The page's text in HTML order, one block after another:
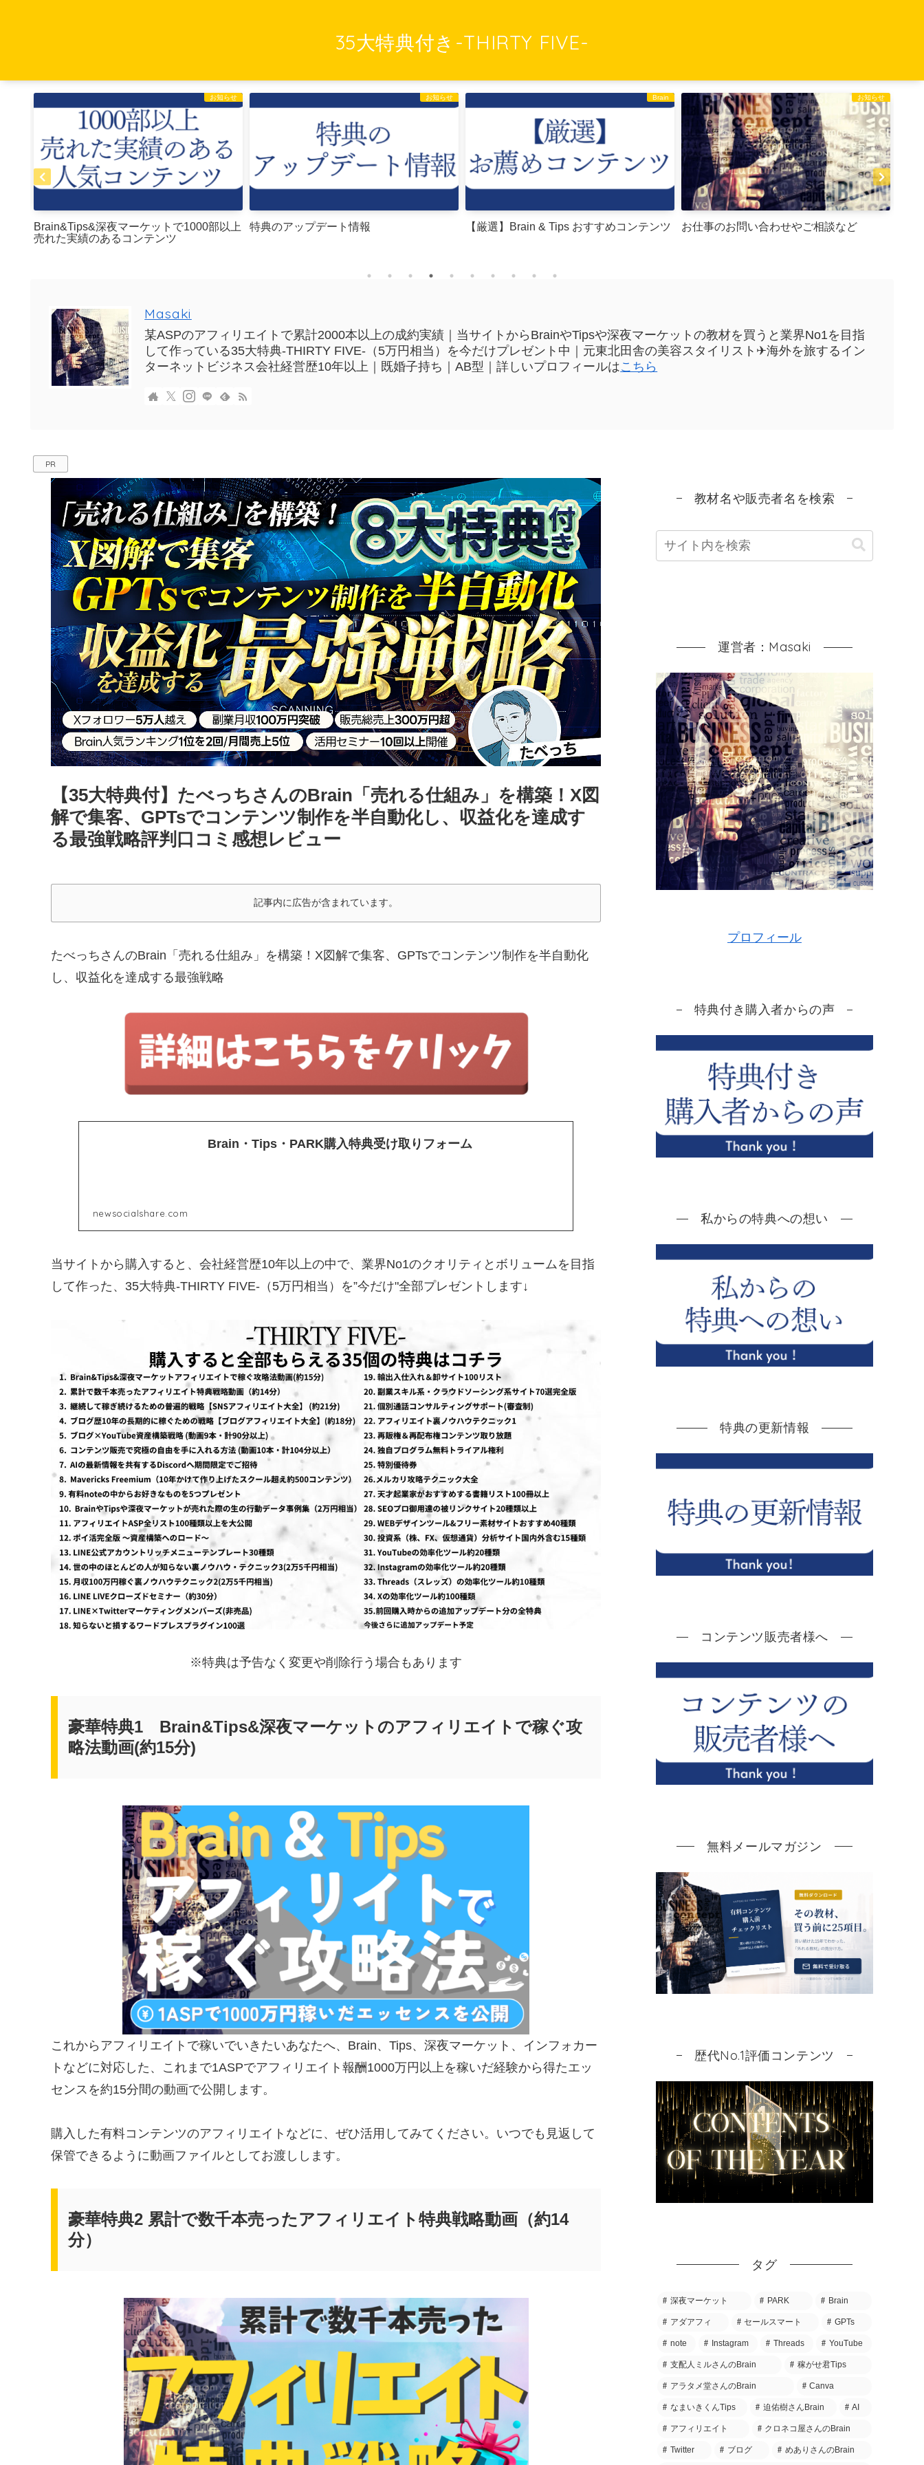
35大特典付き-THIRTY FIVE-
お知らせ
Brain&Tips&深夜マーケットで1000部以上
売れた実績のあるコンテンツ
お知らせ
特典のアップデート情報
Brain
【厳選】Brain & Tips おすすめコンテンツ
お知らせ
お仕事のお問い合わせやご相談など
Masaki
某ASPのアフィリエイトで累計2000本以上の成約実績｜当サイトからBrainやTipsや深夜マーケットの教材を買うと業界No1を目指
して作っている35大特典-THIRTY FIVE-（5万円相当）を今だけプレゼント中｜元東北田舎の美容スタイリスト✈海外を旅するイン
ターネットビジネス会社経営歴10年以上｜既婚子持ち｜AB型｜詳しいプロフィールはこちら
PR
【35大特典付】たべっちさんのBrain「売れる仕組み」を構築！X図
解で集客、GPTsでコンテンツ制作を半自動化し、収益化を達成す
る最強戦略評判口コミ感想レビュー
記事内に広告が含まれています。
たべっちさんのBrain「売れる仕組み」を構築！X図解で集客、GPTsでコンテンツ制作を半自動化
し、収益化を達成する最強戦略
Brain・Tips・PARK購入特典受け取りフォーム
newsocialshare.com
当サイトから購入すると、会社経営歴10年以上の中で、業界No1のクオリティとボリュームを目指
して作った、35大特典-THIRTY FIVE-（5万円相当）を”今だけ"全部プレゼントします↓
※特典は予告なく変更や削除行う場合もあります
豪華特典1 Brain&Tips&深夜マーケットのアフィリエイトで稼ぐ攻
略法動画(約15分)
これからアフィリエイトで稼いでいきたいあなたへ、Brain、Tips、深夜マーケット、インフォカー
トなどに対応した、これまで1ASPでアフィリエイト報酬1000万円以上を稼いだ経験から得たエッ
センスを約15分間の動画で公開します。
購入した有料コンテンツのアフィリエイトなどに、ぜひ活用してみてください。いつでも見返して
保管できるように動画ファイルとしてお渡しします。
豪華特典2 累計で数千本売ったアフィリエイト特典戦略動画（約14
分）
教材名や販売者名を検索
運営者：Masaki
プロフィール
特典付き購入者からの声
私からの特典への想い
特典の更新情報
コンテンツ販売者様へ
無料メールマガジン
歴代No.1評価コンテンツ
タグ
深夜マーケット PARK Brain
アダアフィ セールスマート GPTs
note Instagram Threads YouTube
支配人ミルさんのBrain 稼がせ君Tips
アラタメ堂さんのBrain Canva
なまいきくんTips 迫佑樹さんBrain AI
アフィリエイト クロネコ屋さんのBrain
Twitter ブログ めありさんのBrain